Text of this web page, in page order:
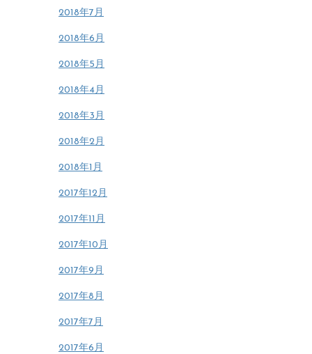
2018年7月
2018年6月
2018年5月
2018年4月
2018年3月
2018年2月
2018年1月
2017年12月
2017年11月
2017年10月
2017年9月
2017年8月
2017年7月
2017年6月